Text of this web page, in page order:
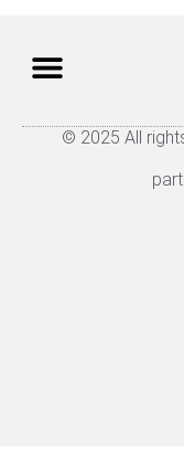
© 2025 All